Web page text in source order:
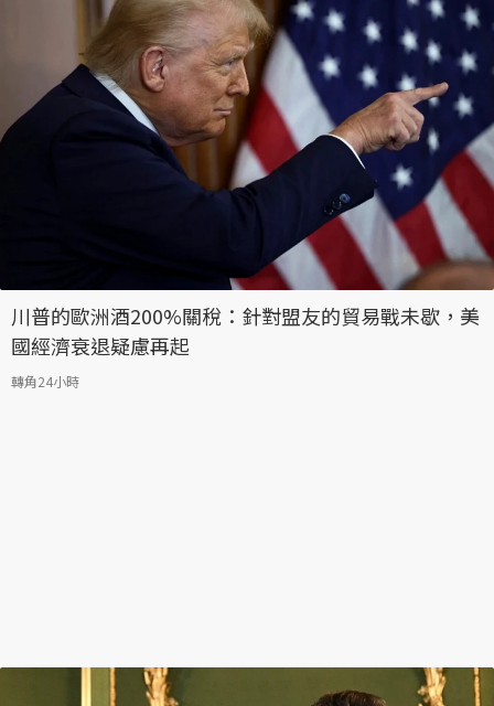
川普的歐洲酒200%關稅：針對盟友的貿易戰未歇，美
國經濟衰退疑慮再起
轉角24小時